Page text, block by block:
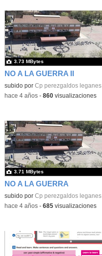
NO A LA GUERRA II
subido por Cp perezgaldos leganes
3.73 MBytes
-hace 4 años- 860visualizaciones
NO A LA GUERRA
subido por Cp perezgaldos leganes
3.71 MBytes
-hace 4 años- 685visualizaciones